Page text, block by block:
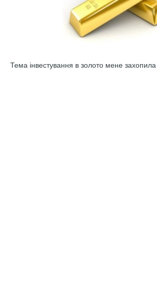
Тема інвестування в золото мене захопила .